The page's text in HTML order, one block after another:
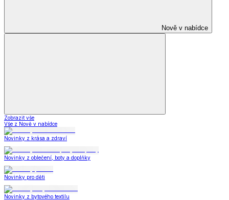
Nově v nabídce
Zobrazit vše
Vše z Nově v nabídce
Novinky z krása a zdraví
Novinky z oblečení, boty a doplňky
Novinky pro děti
Novinky z bytového textilu